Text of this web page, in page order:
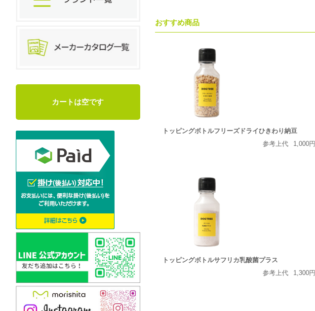
おすすめ商品
トッピングボトルフリーズドライひきわり納豆
参考上代
1,000円
トッピングボトルサフリカ乳酸菌プラス
参考上代
1,300円
カートは空です